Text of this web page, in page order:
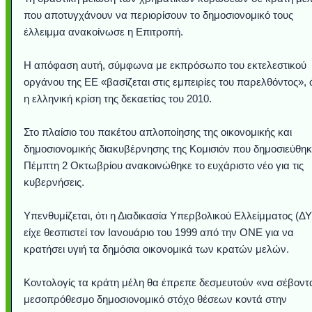
που αποτυγχάνουν να περιορίσουν το δημοσιονομικό τους
έλλειμμα ανακοίνωσε η Επιτροπή.
Η απόφαση αυτή, σύμφωνα με εκπρόσωπο του εκτελεστικού
οργάνου της ΕΕ «βασίζεται στις εμπειρίες του
η ελληνική κρίση της δεκαετίας του 2010.
Στο πλαίσιο του πακέτου απλοποίησης της οικονομικής και
δημοσιονομικής διακυβέρνησης της Κομισιόν που
Πέμπτη 2 Οκτωβρίου ανακοινώθηκε το ευχάριστο νέο για τις
κυβερνήσεις.
Υπενθυμίζεται, ότι η Διαδικασία Υπερβολικού Ελλείμματος
είχε θεσπιστεί τον Ιανουάριο του 1999 από την ΟΝΕ για να
κρατήσει υγιή τα δημόσια οικονομικά των κρατών μελών.
Κοντολογίς τα κράτη μέλη θα έπρεπε δεσμευτούν «να
μεσοπρόθεσμο δημοσιονομικό στόχο θέσεων κοντά στην